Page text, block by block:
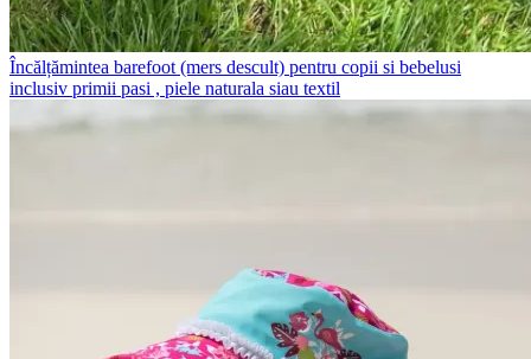
Încălțămintea barefoot (mers descult) pentru copii si bebelusi
inclusiv primii pasi , piele naturala siau textil